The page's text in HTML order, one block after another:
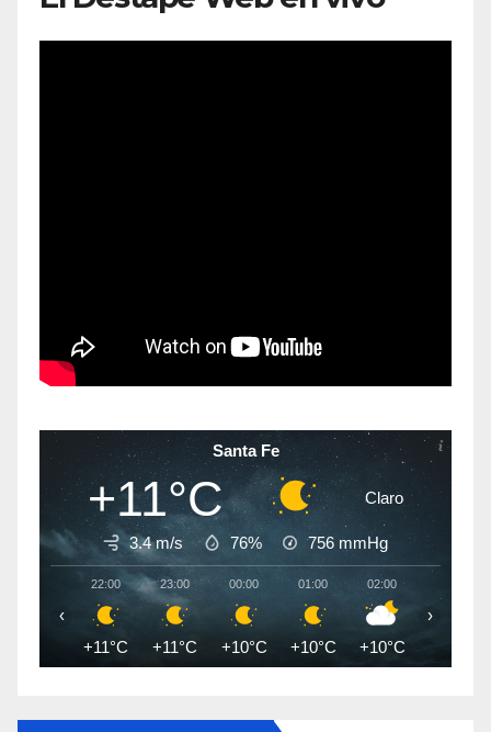
Santa Fe
+11°C Claro
3.4 m/s 76% 756 mmHg
22:00
+11°C
23:00
+11°C
00:00
+10°C
01:00
+10°C
02:00
+10°C +9°C
‹ ›